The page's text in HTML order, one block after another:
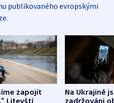
publikovaného evropskými
zapojit
Litevští
Na Ukrajině
zadržováni